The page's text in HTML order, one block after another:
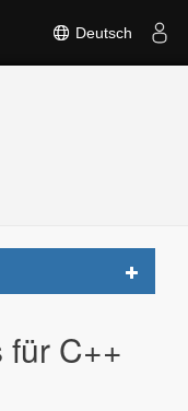
Deutsch
Toggle
für C++